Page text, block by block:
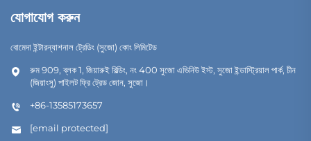
যোগাযোগ করুন
বোমেদা ইন্টারন্যাশনাল ট্রেডিং (সুজো) কোং লিমিটেড
রুম 909, ব্লক 1, জিয়ারুই বিল্ডিং, নং 400 সুজো এভিনিউ ইস্ট, সুজো ইন্ডাস্ট্রিয়াল পার্ক, চীন
(জিয়াংসু) পাইলট ফ্রি ট্রেড জোন, সুজো।
+86-13585173657
[email protected]